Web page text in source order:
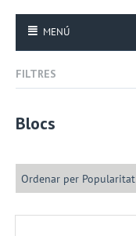
MENÚ
FILTRES
Blocs
Ordenar per Popularitat